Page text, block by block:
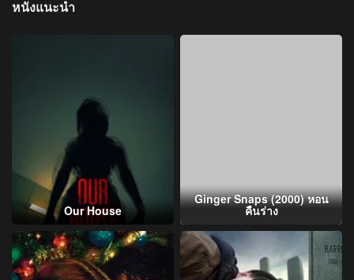
หนังแนะนำ
Our House
Ginger Snaps (2000) หอน
คืนร่าง